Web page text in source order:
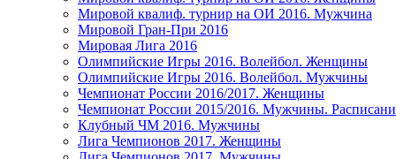
Мировой квалиф. турнир на ОИ 2016. Мужчина
Мировой Гран-При 2016
Мировая Лига 2016
Олимпийские Игры 2016. Волейбол. Женщины
Олимпийские Игры 2016. Волейбол. Мужчины
Чемпионат России 2016/2017. Женщины
Чемпионат России 2015/2016. Мужчины.
Клубный ЧМ 2016. Мужчины
Лига Чемпионов 2017. Женщины